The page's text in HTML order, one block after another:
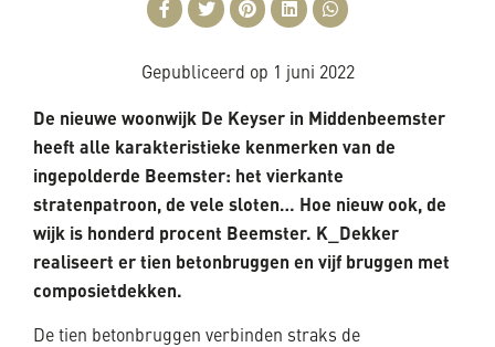
Gepubliceerd op 1 juni 2022
De nieuwe woonwijk De Keyser in Middenbeemster
heeft alle karakteristieke kenmerken van de
ingepolderde Beemster: het vierkante
stratenpatroon, de vele sloten… Hoe nieuw ook, de
wijk is honderd procent Beemster. K_Dekker
realiseert er tien betonbruggen en vijf bruggen met
composietdekken.
De tien betonbruggen verbinden straks de